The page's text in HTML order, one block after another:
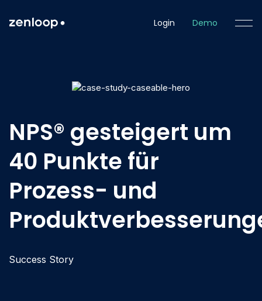
Login Demo
NPS® gesteigert um
40 Punkte für
Prozess- und
Success Story